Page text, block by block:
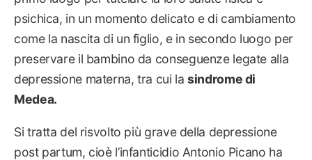
psichica, in un momento delicato e di cambiamento
come la nascita di un figlio, e in secondo luogo per
preservare il bambino da conseguenze legate alla
depressione materna, tra cui lasindrome di
Medea.
Si tratta del risvolto più grave della depressione
post partum, cioè l’infanticidio Antonio Picano ha